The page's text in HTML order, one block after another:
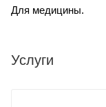
Для медицины.
Услуги